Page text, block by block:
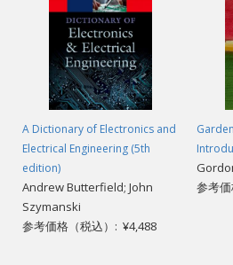
A Dictionary of Electronics and
Electrical Engineering (5th
edition)
Andrew Butterfield; John
Szymanski
参考価格（税込）: ¥4,488
参考